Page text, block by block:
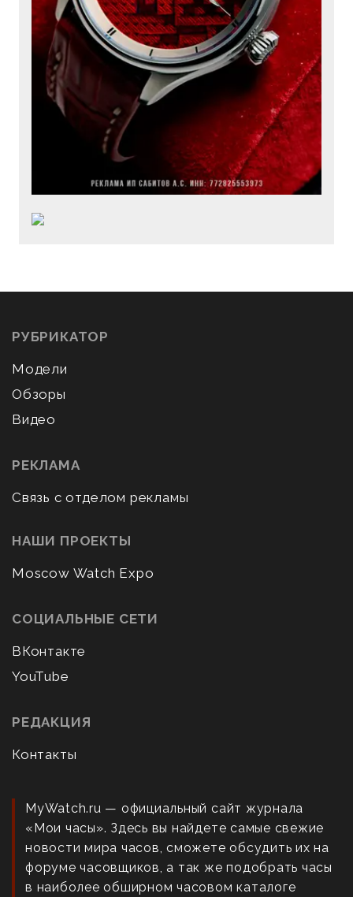
РУБРИКАТОР
Модели
Обзоры
Видео
РЕКЛАМА
Связь с отделом рекламы
НАШИ ПРОЕКТЫ
Moscow Watch Expo
СОЦИАЛЬНЫЕ СЕТИ
ВКонтакте
YouTube
РЕДАКЦИЯ
Контакты
MyWatch.ru — официальный сайт журнала
«Мои часы». Здесь вы найдете самые свежие
новости мира часов, сможете обсудить их на
форуме часовщиков, а так же подобрать часы
в наиболее обширном часовом каталоге